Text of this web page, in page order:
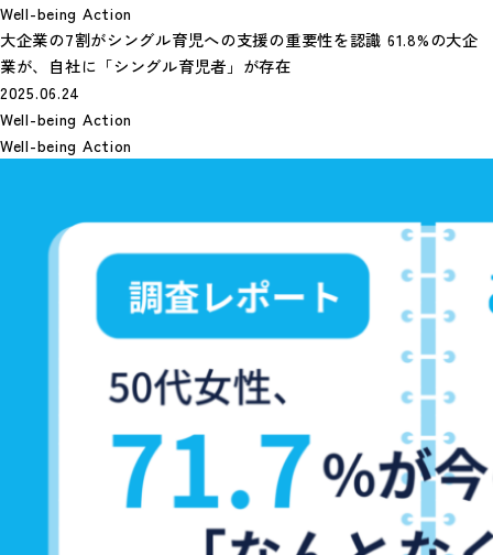
Well-being Action
大企業の7割がシングル育児への支援の重要性を認識 61.8%の大企
業が、自社に「シングル育児者」が存在
2025.06.24
Well-being Action
Well-being Action